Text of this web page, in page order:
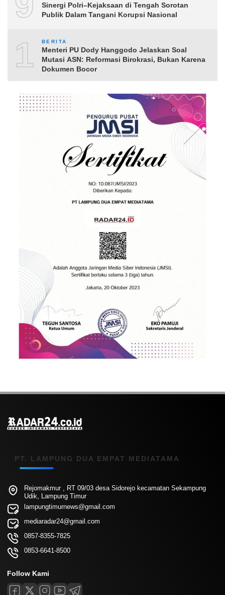
Sinergi Polri–Kejaksaan di Tengah Sorotan
Publik Dalam Tangani Korupsi Nasional
10BERITA
Menteri PU Dody Hanggodo Jelaskan Soal
Mutasi ASN: Reformasi Birokrasi, Bukan Karena
Dokumen Bocor
PT. LAMPUNG DUA EMPAT MEDIATAMA
Rejomakmur , RT 09/03 desa Sidorejo kecamatan Sekampung
Udik, Lampung Timur
lampungtimurnews@gmail.com
mediaradar24@gmail.com
0857-8355-7825
0853-6641-8500
Follow Kami